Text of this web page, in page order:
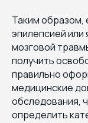
Таким образом,
эпилепсией
мозговой
получить
правильно
медицинские
обследования,
определить